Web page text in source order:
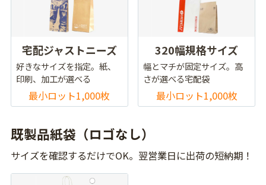
宅配ジャストニーズ
好きなサイズを指定。紙、
印刷、加工が選べる
最小ロット1,000枚
320幅規格サイズ
幅とマチが固定サイズ。高
さが選べる宅配袋
最小ロット1,000枚
既製品紙袋（ロゴなし）
サイズを確認するだけでOK。翌営業日に出荷の短納期！